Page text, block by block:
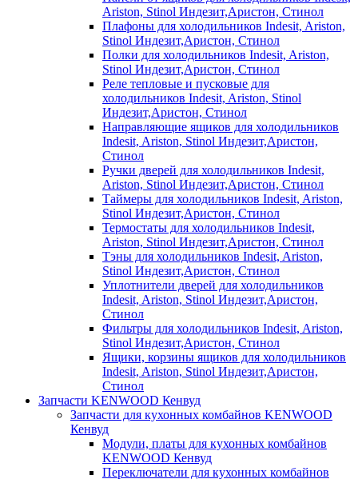
Ariston, Stinol Индезит,Аристон, Стинол
Плафоны для холодильников Indesit, Ariston,
Stinol Индезит,Аристон, Стинол
Полки для холодильников Indesit, Ariston,
Stinol Индезит,Аристон, Стинол
Реле тепловые и пусковые для
холодильников Indesit, Ariston, Stinol
Индезит,Аристон, Стинол
Направляющие ящиков для холодильников
Indesit, Ariston, Stinol Индезит,Аристон,
Стинол
Ручки дверей для холодильников Indesit,
Ariston, Stinol Индезит,Аристон, Стинол
Таймеры для холодильников Indesit, Ariston,
Stinol Индезит,Аристон, Стинол
Термостаты для холодильников Indesit,
Ariston, Stinol Индезит,Аристон, Стинол
Тэны для холодильников Indesit, Ariston,
Stinol Индезит,Аристон, Стинол
Уплотнители дверей для холодильников
Indesit, Ariston, Stinol Индезит,Аристон,
Стинол
Фильтры для холодильников Indesit, Ariston,
Stinol Индезит,Аристон, Стинол
Ящики, корзины ящиков для холодильников
Indesit, Ariston, Stinol Индезит,Аристон,
Стинол
Запчасти KENWOOD Кенвуд
Запчасти для кухонных комбайнов KENWOOD
Кенвуд
Модули, платы для кухонных комбайнов
KENWOOD Кенвуд
Переключатели для кухонных комбайнов